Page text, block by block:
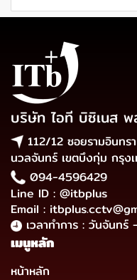
บริษัท ไอที บิซิเนส
112/12 ซอยรามอินท
นวลจันทร์ เขตบึงกุ่ม กรุง
094-4596429
Line ID : @itbplus
Email :
เวลาทำการ : วันจันท
เมนูหลัก
หน้าหลัก